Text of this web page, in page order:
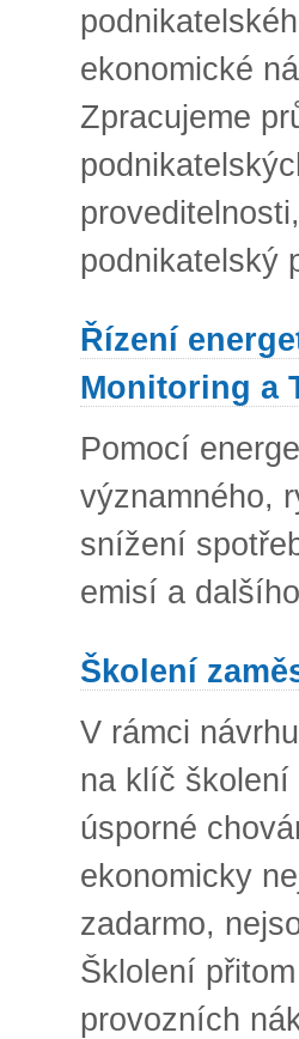
ekonomické
Zpracujeme
podnikatelský
Řízení
Monitoring a
Pomocí
významného,
snížení
emisí a
Školení
V rámci
na klíč školení
úsporné
ekonomicky
zadarmo,
Šklolení
provozních